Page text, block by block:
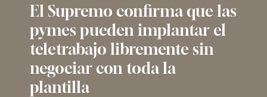
El Supremo confirma que las
pymes pueden implantar el
teletrabajo libremente sin
negociar con toda la
plantilla